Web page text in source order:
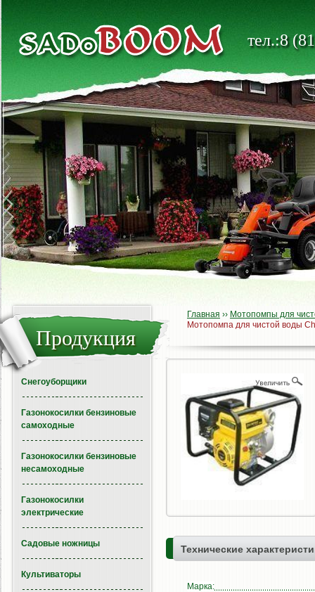
тел.:8
Главная ›› Мотопомпы для
Мотопомпа для чистой воды
Технические
Марка:
Продукция
Снегоуборщики
Газонокосилки бензиновые
самоходные
Газонокосилки бензиновые
несамоходные
Газонокосилки
электрические
Садовые ножницы
Культиваторы